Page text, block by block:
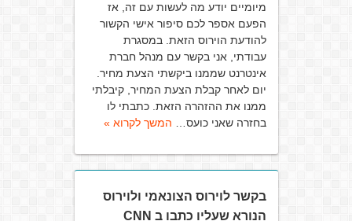
מיומיים יודע מה לעשות עם זה, אז
הפעם אספר לכם סיפור אישי הקשור
להודעת הוירוס הזאת. במסגרת
עבודתי, אני בקשר עם מנהל חברת
אינטרנט שממנו ביקשתי הצעת מחיר.
יום לאחר קבלת הצעת המחיר, קיבלתי
ממנו את ההזהרה הזאת. כתבתי לו
בחזרה שאני כועס… המשך לקרוא »
בקשר לוירוס הצונאמי ולוירוס
הנורא שעליו כתבו ב CNN